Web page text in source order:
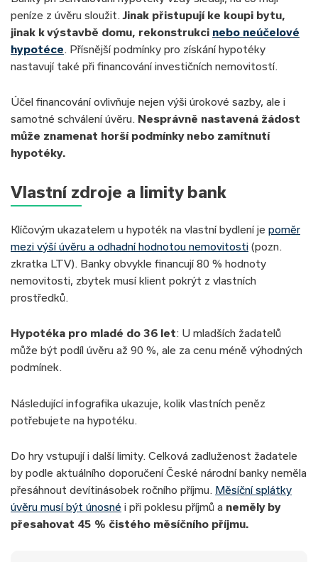
peníze z úvěru sloužit. Jinak přistupují ke koupi bytu,
jinak k výstavbě domu, rekonstrukci nebo neúčelové
hypotéce . Přísnější podmínky pro získání hypotéky
nastavují také při financování investičních nemovitostí.
Účel financování ovlivňuje nejen výši úrokové sazby, ale i
samotné schválení úvěru. Nesprávně nastavená žádost
může znamenat horší podmínky nebo zamítnutí
hypotéky.
Vlastní zdroje a limity bank
Klíčovým ukazatelem u hypoték na vlastní bydlení je poměr
mezi výší úvěru a odhadní hodnotou nemovitosti (pozn.
zkratka LTV). Banky obvykle financují 80 % hodnoty
nemovitosti, zbytek musí klient pokrýt z vlastních
prostředků.
Hypotéka pro mladé do 36 let: U mladších žadatelů
může být podíl úvěru až 90 %, ale za cenu méně výhodných
podmínek.
Následující infografika ukazuje, kolik vlastních peněz
potřebujete na hypotéku.
Do hry vstupují i další limity. Celková zadluženost žadatele
by podle aktuálního doporučení České národní banky neměla
přesáhnout devítinásobek ročního příjmu. Měsíční splátky
úvěru musí být únosné i při poklesu příjmů a neměly by
přesahovat 45 % čistého měsíčního příjmu.